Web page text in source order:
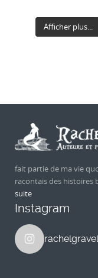
Afficher plus...
fait partie de ma vie
racontais des histoires
suite
Instagram